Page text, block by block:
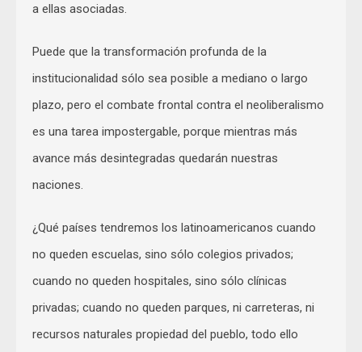
a ellas asociadas.
Puede que la transformación profunda de la
institucionalidad sólo sea posible a mediano o largo
plazo, pero el combate frontal contra el neoliberalismo
es una tarea impostergable, porque mientras más
avance más desintegradas quedarán nuestras
naciones.
¿Qué países tendremos los latinoamericanos cuando
no queden escuelas, sino sólo colegios privados;
cuando no queden hospitales, sino sólo clínicas
privadas; cuando no queden parques, ni carreteras, ni
recursos naturales propiedad del pueblo, todo ello